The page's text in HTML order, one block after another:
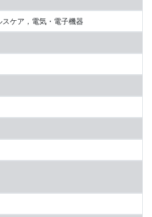
ケア，電気・電子機器